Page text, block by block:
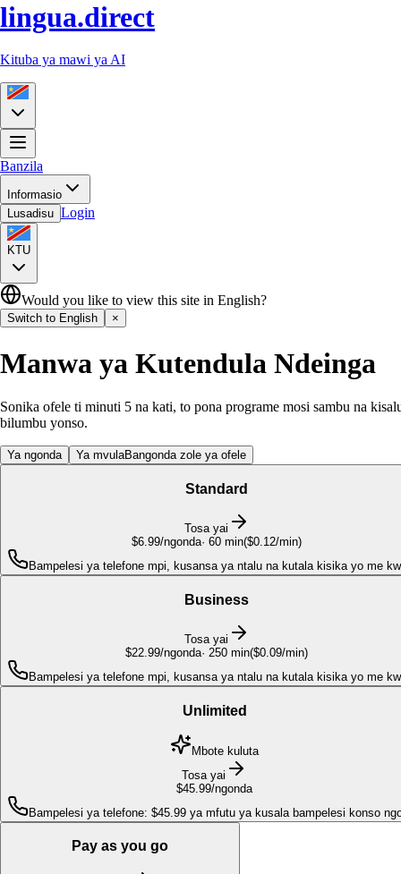
lingua.direct
Kituba ya mawi ya AI
Banzila
Informasio
Lusadisu Login
KTU
Would you like to view this site in English?
Switch to English ×
Manwa ya Kutendula Ndeinga
Sonika ofele ti minuti 5 na kati, to pona programe mosi sambu na
bilumbu yonso.
Ya ngonda Ya mvulaBangonda zole ya ofele
Standard
Tosa yai
$6.99/ngonda· 60 min($0.12/min)
Bampelesi ya telefone mpi, kusansa ya ntalu na kutala kisika yo me
Business
Tosa yai
$22.99/ngonda· 250 min($0.09/min)
Bampelesi ya telefone mpi, kusansa ya ntalu na kutala kisika yo me
Unlimited
Mbote kuluta
Tosa yai
$45.99/ngonda
Bampelesi ya telefone: $45.99 ya mfutu ya kusala bampelesi konso
Pay as you go